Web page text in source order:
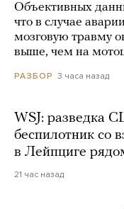
Объективных
что в случае
мозговую травму
выше, чем на
РАЗБОР 3 часа назад
WSJ: разведка
беспилотник со
в Лейпциге
21 час назад